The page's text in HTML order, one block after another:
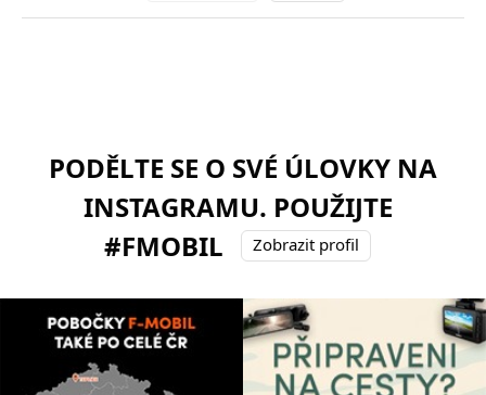
PODĚLTE SE O SVÉ ÚLOVKY NA
INSTAGRAMU. POUŽIJTE
#FMOBIL
Zobrazit profil